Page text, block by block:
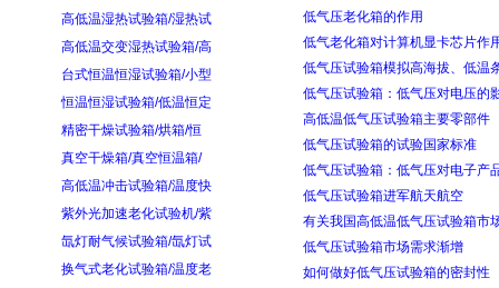
高低温湿热试验箱/湿热试
高低温交变湿热试验箱/高
台式恒温恒湿试验箱/小型
恒温恒湿试验箱/低温恒定
精密干燥试验箱/烘箱/恒
真空干燥箱/真空恒温箱/
高低温冲击试验箱/温度快
紫外光加速老化试验机/紫
氙灯耐气候试验箱/氙灯试
换气式老化试验箱/温度老
低气压老化箱的作用
低气老化箱对计算机显卡芯片作
低气压试验箱模拟高海拔、低温
低气压试验箱：低气压对电压的
高低温低气压试验箱主要零部件
低气压试验箱的试验国家标准
低气压试验箱：低气压对电子产
低气压试验箱进军航天航空
有关我国高低温低气压试验箱市
低气压试验箱市场需求渐增
如何做好低气压试验箱的密封性